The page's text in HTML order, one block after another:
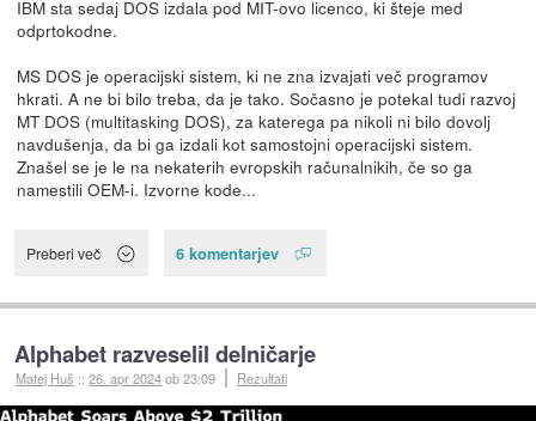
IBM sta sedaj DOS izdala pod MIT-ovo licenco, ki šteje med
odprtokodne.
MS DOS je operacijski sistem, ki ne zna izvajati več programov
hkrati. A ne bi bilo treba, da je tako. Sočasno je potekal tudi razvoj
MT DOS (multitasking DOS), za katerega pa nikoli ni bilo dovolj
navdušenja, da bi ga izdali kot samostojni operacijski sistem.
Znašel se je le na nekaterih evropskih računalnikih, če so ga
namestili OEM-i. Izvorne kode...
Preberi več 6 komentarjev
Alphabet razveselil delničarje
Matej Huš ::26. apr 2024ob 23:09 Rezultati